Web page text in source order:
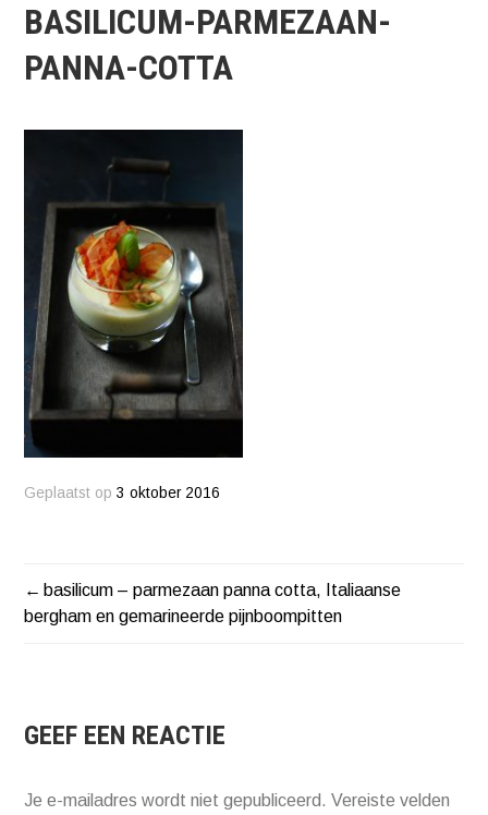
BASILICUM-PARMEZAAN-
PANNA-COTTA
Geplaatst op3 oktober 2016
BERICHT
basilicum – parmezaan panna cotta, Italiaanse
bergham en gemarineerde pijnboompitten
GEEF EEN REACTIE
Je e-mailadres wordt niet gepubliceerd. Vereiste velden